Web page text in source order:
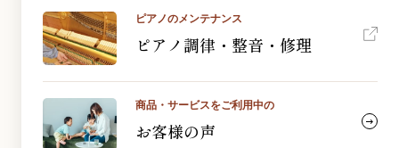
ピアノのメンテナンス
ピアノ調律・整音・修理
商品・サービスをご利用中の
お客様の声